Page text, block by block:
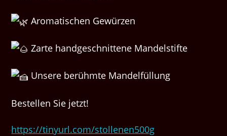
Aromatischen Gewürzen
Zarte handgeschnittene Mandelstifte
Unsere berühmte Mandelfüllung
Bestellen Sie jetzt!
https://tinyurl.com/stollenen500g